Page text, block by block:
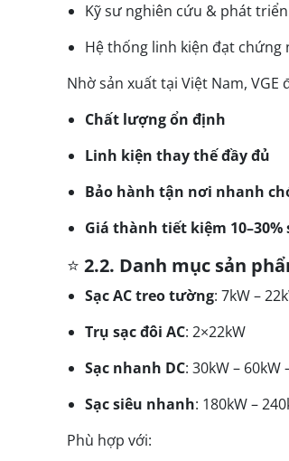
Kỹ sư nghiên cứu & phát
Hệ thống linh kiện đạt chứng
Nhờ sản xuất tại Việt Nam, VGE
Chất lượng ổn định
Linh kiện thay thế đầy đủ
Bảo hành tận nơi nhanh
Giá thành tiết kiệm
⭐ 2.2. Danh mục sản
Sạc AC treo tường: 7kW –
Trụ sạc đôi AC: 2×22kW
Sạc nhanh DC: 30kW – 60kW
Sạc siêu nhanh: 180kW –
Phù hợp với: